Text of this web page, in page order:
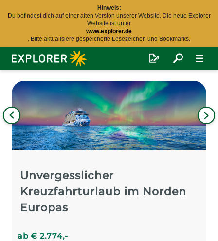
Hinweis:
Du befindest dich auf einer alten Version unserer Website. Die neue Explorer
Website ist unter
www.explorer.de
. Bitte aktualisiere gespeicherte Lesezeichen und Bookmarks.
Explorer
Fernreisen
Unvergesslicher
Kreuzfahrturlaub im Norden
Europas
ab€ 2.774,-